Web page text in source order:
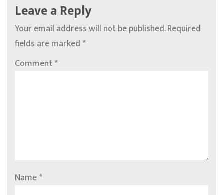
Leave a Reply
Your email address will not be published.Required
fields are marked*
Comment*
Name*